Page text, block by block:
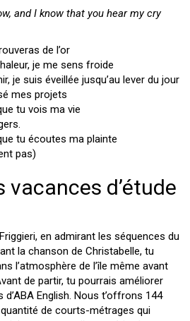
and I know that you hear my cry
de l’or
je me sens froide
je suis éveillée jusqu’au lever du jour
mes projets
tu vois ma vie
tu écoutes ma plainte
pas)
vacances d’étude
en admirant les séquences du
la chanson de Christabelle, tu
l’atmosphère de l’île même avant
de partir, tu pourrais améliorer
English. Nous t’offrons 144
de courts-métrages qui